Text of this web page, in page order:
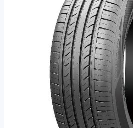
العلامة
التجارية